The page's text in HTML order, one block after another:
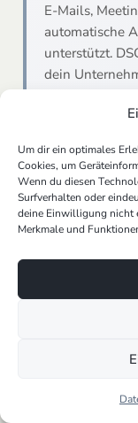
Um dir ein optimales
Cookies, um
Wenn du diesen
Surfverhalten oder
deine Einwilligung nicht
Merkmale und
E-Mails,
automatische
unterstützt.
dein
Best
Workflows in
Ziele
erstellst,
erreichen
den
von n8n,